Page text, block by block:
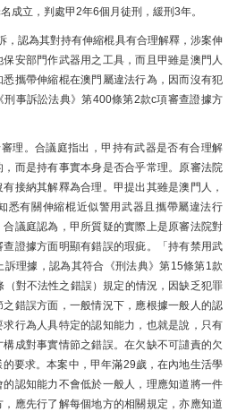
成立，判處甲2年6個月徒刑，緩刑3年。
認為其對持有伸縮棍具有合理解釋，涉案伸
安部門作武器用之工具，而且甲雖是澳門人
攜帶伸縮棍在澳門屬違法行為，因而沒有犯
事訴訟法典》第400條第2款c項審查證據方
理。合議庭指出，甲持有武器是否有合理解
而是持有事實本身是否合乎常理。原審法院
接納其解釋為合理。甲提出其雖是澳門人，
悉有關伸縮棍近似警用武器且攜帶屬違法行
議庭認為，甲所質疑的實際上是原審法院對
證據方面明顯有錯誤的瑕疵。「持有禁用武
理據，認為其符合《刑法典》第15條第1款
（對不法性之錯誤）規定的情況，因缺乏犯罪
錯誤方面，一般情況下，應根據一般人的認
行為人具特定的認知能力，也就是說，只有
成對事實情節之錯誤。在欠缺不可讉責的欠
要求。本案中，甲年滿29歲，在內地生活學
認知能力不會低於一般人，理應知道將一件
應先行了解每個地方的相關規定，亦應知道